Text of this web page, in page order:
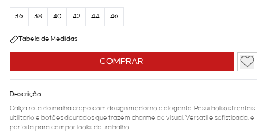
COMPRAR
36 38 40 42 44 46
Tabela de Medidas
Descrição
Calça reta de malha crepe com design moderno e elegante. Posui bolsos frontais
ultilitário e botões dourados que trazem charme ao visual. Versátil e sofisticada, é
perfeita para compor looks de trabalho.